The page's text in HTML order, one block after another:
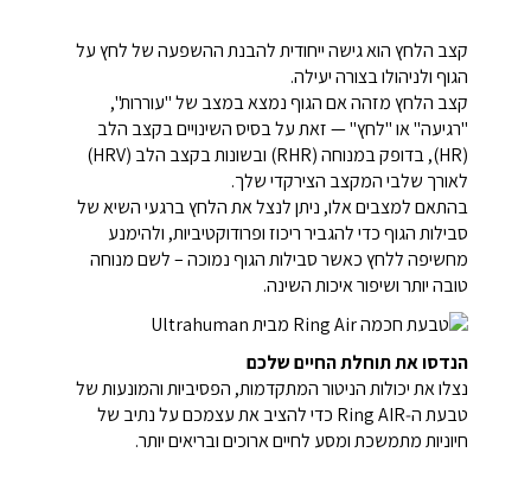
קצב הלחץ הוא גישה ייחודית להבנת ההשפעה של לחץ על
הגוף ולניהולו בצורה יעילה.
קצב הלחץ מזהה אם הגוף נמצא במצב של "עוררות",
"רגיעה" או "לחץ" — זאת על בסיס השינויים בקצב הלב
(HR), בדופק במנוחה (RHR) ובשונות בקצב הלב (HRV)
לאורך שלבי המקצב הצירקדי שלך.
בהתאם למצבים אלו, ניתן לנצל את הלחץ ברגעי השיא של
סבילות הגוף כדי להגביר ריכוז ופרודוקטיביות, ולהימנע
מחשיפה ללחץ כאשר סבילות הגוף נמוכה – לשם מנוחה
טובה יותר ושיפור איכות השינה.
הנדסו את תוחלת החיים שלכם
נצלו את יכולות הניטור המתקדמות, הפסיביות והמונעות של
טבעת ה‑Ring AIR כדי להציב את עצמכם על נתיב של
חיוניות מתמשכת ומסע לחיים ארוכים ובריאים יותר.